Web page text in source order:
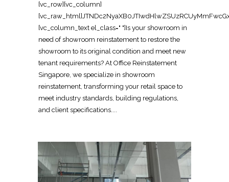
[vc_row][vc_column][vc_raw_html]JTNDc2NyaXB0JTIwdHlwZSUzRCUyMmFwcGxpY2F0aW9uJTJGbGQlMkJqc29uJTIyJTNFJTBBJTdCJTBBJTIwJTIwJTIyJTQwY29udGV4dCUyMiUzQSUyMCUyMmh0dHBzJTNBJTJGJTJGc2NoZW1hLm9yZyUyMiUyQyUwQSUyMCUyMCUyMiU0MGdyYXBoJTIyJTNBJTIwJTVCJTBBJTIwJTIwJTIwJTIwJTdCJTBBJTIwJTIwJTIwJTIwJTIwJTIwJTIyJTQwdHlwZSUyMiUzQSUyMCUyMk9yZ2FuaXphdGlvbiUyMiUyQyUwQSUyMCUyMCUyMCUyMCUyMCUyMCUyMm5hbWUlMjIlM0ElMjAlMjJPZmZpY2UlMjBSZWluc3RhdGVtZW50JTIwU2luZ2Fwb3JlJTIyJTJDJTBBJTIwJTIwJTIwJTIwJTIwJTIwJTIydXJsJTIyJTNBJTIwJTIyaHR0cHMlM0ElMkYlMkZ3d3cub2ZmaWNlcmVpbnN0YXRlbWVudHNpbmdhcG9yZS5jb20lMkYlMjIlMkMlMEElMjAlMjAlMjAlMjAlMjAlMjAlMjJsb2dvJTIyJTNBJTIwJTIyaHR0cHMlM0ElMkYlMkZ3d3cub2ZmaWNlcmVpbnN0YXRlbWVudHNpbmdhcG9yZS5jb20lMkZsb2dvLnBuZyUyMiUyQyUwQSUyMCUyMCUyMCUyMCUyMCUyMCUyMnNhbWVBcyUyMiUzQSUyMCU1QiUwQSUyMCUyMCUyMCUyMCUyMCUyMCUyMCUyMCUyMmh0dHBzJTNBJTJGJTJGd3d3LmZhY2Vib29rLmNvbSUyRk9mZmljZVJlaW5zdGF0ZW1lbnRTaW5nYXBvcmUlMjIlMkMlMEElMjAlMjAlMjAlMjAlMjAlMjAlMjAlMjAlMjJodHRwcyUzQSUyRiUyRnd3dy5saW5rZWRpbi5jb20lMkZjb21wYW55JTJGb2ZmaWNlLXJlaW5zdGF0ZW1lbnQtc2luZ2Fwb3JlJTIyJTBBJTIwJTIwJTIwJTIwJTIwJTIwJTVEJTJDJTBBJTIwJTIwJTIwJTIwJTIwJTIwJTIyY29udGFjdFBvaW50JTIyJTNBJTIwJTVCJTBBJTIwJTIwJTIwJTIwJTIwJTIwJTIwJTIwJTdCJTBBJTIwJTIwJTIwJTIwJTIwJTIwJTIwJTIwJTIwJTIwJTIyJTQwdHlwZSUyMiUzQSUyMCUyMkNvbnRhY3RQb2ludCUyMiUyQyUwQSUyMCUyMCUyMCUyMCUyMCUyMCUyMCUyMCUyMCUyMCUyMnRlbGVwaG9uZSUyMiUzQSUyMCUyMiUyQjY1JTIwNjM2OSUyMDgxMjMlMjIlMkMlMEElMjAlMjAlMjAlMjAlMjAlMjAlMjAlMjAlMjAlMjAlMjJjb250YWN0VHlwZSUyMiUzQSUyMCUyMmN1c3RvbWVyJTIwc2VydmljZSUyMiUyQyUwQSUyMCUyMCUyMCUyMCUyMCUyMCUyMCUyMCUyMCUyMCUyMmFyZWFTZXJ2ZWQlMjIlM0ElMjAlMjJTRyUyMiUyQyUwQSUyMCUyMCUyMCUyMCUyMCUyMCUyMCUyMCUyMCUyMCUyMmF2YWlsYWJsZUxhbmd1YWdlJTIyJTNBJTIwJTIyZW4lMjIlMEElMjAlMjAlMjAlMjAlMjAlMjAlMjAlMjAlN0QlMEElMjAlMjAlMjAlMjAlMjAlMjAlNUQlMEElMjAlMjAlMjAlMjAlN0QlMkMlMEElMjAlMjAlMjAlMjAlN0IlMEElMjAlMjAlMjAlMjAlMjAlMjAlMjIlNDB0eXBlJTIyJTNBJTIwJTIyV2ViU2l0ZSUyMiUyQyUwQSUyMCUyMCUyMCUyMCUyMCUyMCUyMnVybCUyMiUzQSUyMCUyMmh0dHBzJTNBJTJGJTJGd3d3Lm9mZmljZXJlaW5zdGF0ZW1lbnRzaW5nYXBvcmUuY29tJTJGJTIyJTJDJTBBJTIwJTIwJTIwJTIwJTIwJTIwJTIycG90ZW50aWFsQWN0aW9uJTIyJTNBJTIwJTdCJTBBJTIwJTIwJTIwJTIwJTIwJTIwJTIwJTIwJTIyJTQwdHlwZSUyMiUzQSUyMCUyMlNlYXJjaEFjdGlvbiUyMiUyQyUwQSUyMCUyMCUyMCUyMCUyMCUyMCUyMCUyMCUyMnRhcmdldCUyMiUzQSUyMCUyMmh0dHBzJTNBJTJGJTJGd3d3Lm9mZmljZXJlaW5zdGF0ZW1lbnRzaW5nYXBvcmUuY29tJTJGJTNGcyUzRCU3QnNlYXJjaF90ZXJtX3N0cmluZyU3RCUyMiUyQyUwQSUyMCUyMCUyMCUyMCUyMCUyMCUyMCUyMCUyMnF1ZXJ5LWlucHV0JTIyJTNBJTIwJTIycmVxdWlyZWQlMjBuYW1lJTNEc2VhcmNoX3Rlcm1fc3RyaW5nJTIyJTBBJTIwJTIwJTIwJTIwJTIwJTIwJTdEJTBBJTIwJTIwJTIwJTIwJTdEJTJDJTBBJTIwJTIwJTIwJTIwJTdCJTBBJTIwJTIwJTIwJTIwJTIwJTIwJTIyJTQwdHlwZSUyMiUzQSUyMCUyMkxvY2FsQnVzaW5lc3MlMjIlMkMlMEElMjAlMjAlMjAlMjAlMjAlMjAlMjJuYW1lJTIyJTNBJTIwJTIyT2ZmaWNlJTIwUmVpbnN0YXRlbWVudCUyMFNpbmdhcG9yZSUyMENvbnRyYWN0b3IlMjIlMkMlMEElMjAlMjAlMjAlMjAlMjAlMjAlMjJhZGRyZXNzJTIyJTNBJTIwJTdCJTBBJTIwJTIwJTIwJTIwJTIwJTIwJTIwJTIwJTIyJTQwdHlwZSUyMiUzQSUyMCUyMlBvc3RhbEFkZHJlc3MlMjIlMkMlMEElMjAlMjAlMjAlMjAlMjAlMjAlMjAlMjAlMjJzdHJlZXRBZGRyZXNzJTIyJTNBJTIwJTIyOCUyMEFkbWlyYWx0eSUyMFN0cmVldCUyMCUyMzA3JUUyJTgwJTkxMDElMjBBZG1pcmF4JTIyJTJDJTBBJTIwJTIwJTIwJTIwJTIwJTIwJTIwJTIwJTIyYWRkcmVzc0xvY2FsaXR5JTIyJTNBJTIwJTIyU2luZ2Fwb3JlJTIyJTJDJTBBJTIwJTIwJTIwJTIwJTIwJTIwJTIwJTIwJTIycG9zdGFsQ29kZSUyMiUzQSUyMCUyMjc1NzQzOCUyMiUyQyUwQSUyMCUyMCUyMCUyMCUyMCUyMCUyMCUyMCUyMmFkZHJlc3NDb3VudHJ5JTIyJTNBJTIwJTIyU0clMjIlMEElMjAlMjAlMjAlMjAlMjAlMjAlN0QlMkMlMEElMjAlMjAlMjAlMjAlMjAlMjAlMjJ0ZWxlcGhvbmUlMjIlM0ElMjAlMjIlMkI2NSUyMDYzNjklMjA4MTIzJTIyJTJDJTBBJTIwJTIwJTIwJTIwJTIwJTIwJTIydXJsJTIyJTNBJTIwJTIyaHR0cHMlM0ElMkYlMkZ3d3cub2ZmaWNlcmVpbnN0YXRlbWVudHNpbmdhcG9yZS5jb20lMkZzaG93cm9vbS1yZWluc3RhdGVtZW50LXNpbmdhcG9yZS1jb250cmFjdG9yJTJGJTIyJTJDJTBBJTIwJTIwJTIwJTIwJTIwJTIwJTIyZGVzY3JpcHRpb24lMjIlM0ElMjAlMjJQcm9mZXNzaW9uYWwlMjBjb250cmFjdG9yJTIwZm9yJTIwc2hvd3Jvb20lMjByZWluc3RhdGVtZW50JTIwaW4lMjBTaW5nYXBvcmUlMkMlMjByZXN0b3JpbmclMjBkaXNwbGF5JTIwc3BhY2VzJTJDJTIwcmV0YWlsJTIwc2hvd3Jvb21zJTIwb3IlMjBleGhpYml0aW9uJTIwYXJlYXMlMjB0byUyMG9yaWdpbmFsJTIwY29uZGl0aW9ucyUyMGZvciUyMGxlYXNlJTIwaGFuZG92ZXIuJTIyJTJDJTBBJTIwJTIwJTIwJTIwJTIwJTIwJTIyb3BlbmluZ0hvdXJzU3BlY2lmaWNhdGlvbiUyMiUzQSUyMCU1QiUwQSUyMCUyMCUyMCUyMCUyMCUyMCUyMCUyMCU3QiUwQSUyMCUyMCUyMCUyMCUyMCUyMCUyMCUyMCUyMCUyMCUyMiU0MHR5cGUlMjIlM0ElMjAlMjJPcGVuaW5nSG91cnNTcGVjaWZpY2F0aW9uJTIyJTJDJTBBJTIwJTIwJTIwJTIwJTIwJTIwJTIwJTIwJTIwJTIwJTIyZGF5T2ZXZWVrJTIyJTNBJTIwJTVCJTIyTW9uZGF5JTIyJTJDJTIyVHVlc2RheSUyMiUyQyUyMldlZG5lc2RheSUyMiUyQyUyMlRodXJzZGF5JTIyJTJDJTIyRnJpZGF5JTIyJTVEJTJDJTBBJTIwJTIwJTIwJTIwJTIwJTIwJTIwJTIwJTIwJTIwJTIyb3BlbnMlMjIlM0ElMjAlMjIwOSUzQTAwJTIyJTJDJTBBJTIwJTIwJTIwJTIwJTIwJTIwJTIwJTIwJTIwJTIwJTIyY2xvc2VzJTIyJTNBJTIwJTIyMTglM0EwMCUyMiUwQSUyMCUyMCUyMCUyMCUyMCUyMCUyMCUyMCU3RCUyQyUwQSUyMCUyMCUyMCUyMCUyMCUyMCUyMCUyMCU3QiUwQSUyMCUyMCUyMCUyMCUyMCUyMCUyMCUyMCUyMCUyMCUyMiU0MHR5cGUlMjIlM0ElMjAlMjJPcGVuaW5nSG91cnNTcGVjaWZpY2F0aW9uJTIyJTJDJTBBJTIwJTIwJTIwJTIwJTIwJTIwJTIwJTIwJTIwJTIwJTIyZGF5T2ZXZWVrJTIyJTNBJTIwJTIyU2F0dXJkYXklMjIlMkMlMEElMjAlMjAlMjAlMjAlMjAlMjAlMjAlMjAlMjAlMjAlMjJvcGVucyUyMiUzQSUyMCUyMjA5JTNBMDAlMjIlMkMlMEElMjAlMjAlMjAlMjAlMjAlMjAlMjAlMjAlMjAlMjAlMjJjbG9zZXMlMjIlM0ElMjAlMjIxMiUzQTAwJTIyJTBBJTIwJTIwJTIwJTIwJTIwJTIwJTIwJTIwJTdEJTBBJTIwJTIwJTIwJTIwJTIwJTIwJTVEJTJDJTBBJTIwJTIwJTIwJTIwJTIwJTIwJTIyaW1hZ2UlMjIlM0ElMjAlNUIlMEElMjAlMjAlMjAlMjAlMjAlMjAlMjAlMjAlMjJodHRwcyUzQSUyRiUyRnd3dy5vZmZpY2VyZWluc3RhdGVtZW50c2luZ2Fwb3JlLmNvbSUyRmltYWdlcyUyRnNob3dyb29tLXJlaW5zdGF0ZW1lbnQtMS5qcGclMjIlMkMlMEElMjAlMjAlMjAlMjAlMjAlMjAlMjAlMjAlMjJodHRwcyUzQSUyRiUyRnd3dy5vZmZpY2VyZWluc3RhdGVtZW50c2luZ2Fwb3JlLmNvbSUyRmltYWdlcyUyRnNob3dyb29tLXJlaW5zdGF0ZW1lbnQtMi5qcGclMjIlMEElMjAlMjAlMjAlMjAlMjAlMjAlNUQlMkMlMEElMjAlMjAlMjAlMjAlMjAlMjAlMjJhZ2dyZWdhdGVSYXRpbmclMjIlM0ElMjAlN0IlMEElMjAlMjAlMjAlMjAlMjAlMjAlMjAlMjAlMjIlNDB0eXBlJTIyJTNBJTIwJTIyQWdncmVnYXRlUmF0aW5nJTIyJTJDJTBBJTIwJTIwJTIwJTIwJTIwJTIwJTIwJTIwJTIycmF0aW5nVmFsdWUlMjIlM0ElMjAlMjI0LjklMjIlMkMlMEElMjAlMjAlMjAlMjAlMjAlMjAlMjAlMjAlMjJyZXZpZXdDb3VudCUyMiUzQSUyMCUyMjQ1JTIyJTBBJTIwJTIwJTIwJTIwJTIwJTIwJTdEJTJDJTBBJTIwJTIwJTIwJTIwJTIwJTIwJTIycHJpY2VSYW5nZSUyMiUzQSUyMCUyMkNvbnRhY3QlMjBmb3IlMjBxdW90ZSUyMiUwQSUyMCUyMCUyMCUyMCU3RCUyQyUwQSUyMCUyMCUyMCUyMCU3QiUwQSUyMCUyMCUyMCUyMCUyMCUyMCUyMiU0MHR5cGUlMjIlM0ElMjAlMjJTZXJ2aWNlJTIyJTJDJTBBJTIwJTIwJTIwJTIwJTIwJTIwJTIyc2VydmljZVR5cGUlMjIlM0ElMjAlMjJTaG93cm9vbSUyMFJlaW5zdGF0ZW1lbnQlMjIlMkMlMEElMjAlMjAlMjAlMjAlMjAlMjAlMjJwcm92aWRlciUyMiUzQSUyMCU3QiUwQSUyMCUyMCUyMCUyMCUyMCUyMCUyMCUyMCUyMiU0MHR5cGUlMjIlM0ElMjAlMjJMb2NhbEJ1c2luZXNzJTIyJTJDJTBBJTIwJTIwJTIwJTIwJTIwJTIwJTIwJTIwJTIybmFtZSUyMiUzQSUyMCUyMk9mZmljZSUyMFJlaW5zdGF0ZW1lbnQlMjBTaW5nYXBvcmUlMjBDb250cmFjdG9yJTIyJTJDJTBBJTIwJTIwJTIwJTIwJTIwJTIwJTIwJTIwJTIydXJsJTIyJTNBJTIwJTIyaHR0cHMlM0ElMkYlMkZ3d3cub2ZmaWNlcmVpbnN0YXRlbWVudHNpbmdhcG9yZS5jb20lMkZzaG93cm9vbS1yZWluc3RhdGVtZW50LXNpbmdhcG9yZS1jb250cmFjdG9yJTJGJTIyJTBBJTIwJTIwJTIwJTIwJTIwJTIwJTdEJTJDJTBBJTIwJTIwJTIwJTIwJTIwJTIwJTIyYXJlYVNlcnZlZCUyMiUzQSUyMCU3QiUwQSUyMCUyMCUyMCUyMCUyMCUyMCUyMCUyMCUyMiU0MHR5cGUlMjIlM0ElMjAlMjJDb3VudHJ5JTIyJTJDJTBBJTIwJTIwJTIwJTIwJTIwJTIwJTIwJTIwJTIybmFtZSUyMiUzQSUyMCUyMlNpbmdhcG9yZSUyMiUwQSUyMCUyMCUyMCUyMCUyMCUyMCU3RCUyQyUwQSUyMCUyMCUyMCUyMCUyMCUyMCUyMmtleXdvcmRzJTIyJTNBJTIwJTVCJTBBJTIwJTIwJTIwJTIwJTIwJTIwJTIwJTIwJTIyc2hvd3Jvb20lMjByZWluc3RhdGVtZW50JTIyJTJDJTBBJTIwJTIwJTIwJTIwJTIwJTIwJTIwJTIwJTIycmV0YWlsJTIwc2hvd3Jvb20lMjByZWluc3RhdGVtZW50JTIwU2luZ2Fwb3JlJTIyJTJDJTBBJTIwJTIwJTIwJTIwJTIwJTIwJTIwJTIwJTIyZGlzcGxheSUyMHVuaXQlMjByZWluc3RhdGVtZW50JTIyJTJDJTBBJTIwJTIwJTIwJTIwJTIwJTIwJTIwJTIwJTIybGVhc2UlMjBoYW5kb3ZlciUyMHNob3dyb29tJTIwU2luZ2Fwb3JlJTIyJTJDJTBBJTIwJTIwJTIwJTIwJTIwJTIwJTIwJTIwJTIybWFrZS1nb29kJTIwc2hvd3Jvb20lMjBTaW5nYXBvcmUlMjIlMEElMjAlMjAlMjAlMjAlMjAlMjAlNUQlMkMlMEElMjAlMjAlMjAlMjAlMjAlMjAlMjJkZXNjcmlwdGlvbiUyMiUzQSUyMCUyMkV4cGVydCUyMHNob3dyb29tJTIwcmVpbnN0YXRlbWVudCUyMHNlcnZpY2VzJTIwaW4lMjBTaW5nYXBvcmUuJTIwV2UlMjByZXN0b3JlJTIwcmV0YWlsJTIwc2hvd3Jvb21zJTJDJTIwZXhoaWJpdGlvbiUyMGFyZWFzJTIwb3IlMjBkaXNwbGF5JTIwc3BhY2VzJTIwdG8lMjB0aGVpciUyMG9yaWdpbmFsJTIwc3RhdGUlMjAlRTIlODAlOTQlMjBoYW5kbGluZyUyMHBhcnRpdGlvbnMlMkMlMjBmbG9vcmluZyUyQyUyMGxpZ2h0aW5nJTJDJTIwZWxlY3RyaWNhbCUyQyUyMGFuZCUyMGZpbmFsJTIwaGFuZG92ZXIlMjBjb21wbGlhbmNlLiUyMiUwQSUyMCUyMCUyMCUyMCU3RCUyQyUwQSUyMCUyMCUyMCUyMCU3QiUwQSUyMCUyMCUyMCUyMCUyMCUyMCUyMiU0MHR5cGUlMjIlM0ElMjAlMjJQcm9kdWN0JTIyJTJDJTBBJTIwJTIwJTIwJTIwJTIwJTIwJTIybmFtZSUyMiUzQSUyMCUyMlNob3dyb29tJTIwUmVpbnN0YXRlbWVudCUyMFNlcnZpY2UlMjBQYWNrYWdlJTIyJTJDJTBBJTIwJTIwJTIwJTIwJTIwJTIwJTIyZGVzY3JpcHRpb24lMjIlM0ElMjAlMjJDb21wcmVoZW5zaXZlJTIwcmVpbnN0YXRlbWVudCUyMHBhY2thZ2UlMjBmb3IlMjBzaG93cm9vbXMlMjBpbiUyMFNpbmdhcG9yZSUyMCVFMiU4MCU5NCUyMHJlbW92aW5nJTIwZGlzcGxheSUyMGZpdHRpbmdzJTJDJTIwcmVzdG9yaW5nJTIwZmxvb3JpbmclMkMlMjBsaWdodGluZyUyQyUyMGFuZCUyME0lMjZFJTIwdG8lMjBoYW5kb3Zlci1yZWFkeSUyMGNvbmRpdGlvbi4lMjIlMkMlMEElMjAlMjAlMjAlMjAlMjAlMjAlMjJicmFuZCUyMiUzQSUyMCU3QiUwQSUyMCUyMCUyMCUyMCUyMCUyMCUyMCUyMCUyMiU0MHR5cGUlMjIlM0ElMjAlMjJPcmdhbml6YXRpb24lMjIlMkMlMEElMjAlMjAlMjAlMjAlMjAlMjAlMjAlMjAlMjJuYW1lJTIyJTNBJTIwJTIyT2ZmaWNlJTIwUmVpbnN0YXRlbWVudCUyMFNpbmdhcG9yZSUyMiUwQSUyMCUyMCUyMCUyMCUyMCUyMCU3RCUyQyUwQSUyMCUyMCUyMCUyMCUyMCUyMCUyMm9mZmVycyUyMiUzQSUyMCU3QiUwQSUyMCUyMCUyMCUyMCUyMCUyMCUyMCUyMCUyMiU0MHR5cGUlMjIlM0ElMjAlMjJPZmZlciUyMiUyQyUwQSUyMCUyMCUyMCUyMCUyMCUyMCUyMCUyMCUyMnVybCUyMiUzQSUyMCUyMmh0dHBzJTNBJTJGJTJGd3d3Lm9mZmljZXJlaW5zdGF0ZW1lbnRzaW5nYXBvcmUuY29tJTJGc2hvd3Jvb20tcmVpbnN0YXRlbWVudC1zaW5nYXBvcmUtY29udHJhY3RvciUyRiUyMiUyQyUwQSUyMCUyMCUyMCUyMCUyMCUyMCUyMCUyMCUyMnByaWNlQ3VycmVuY3klMjIlM0ElMjAlMjJTR0QlMjIlMkMlMEElMjAlMjAlMjAlMjAlMjAlMjAlMjAlMjAlMjJhdmFpbGFiaWxpdHklMjIlM0ElMjAlMjJodHRwcyUzQSUyRiUyRnNjaGVtYS5vcmclMkZJblN0b2NrJTIyJTJDJTBBJTIwJTIwJTIwJTIwJTIwJTIwJTIwJTIwJTIycHJpY2UlMjIlM0ElMjAlMjJDb250YWN0JTIwZm9yJTIwcXVvdGUlMjIlMEElMjAlMjAlMjAlMjAlMjAlMjAlN0QlMkMlMEElMjAlMjAlMjAlMjAlMjAlMjAlMjJhZ2dyZWdhdGVSYXRpbmclMjIlM0ElMjAlN0IlMEElMjAlMjAlMjAlMjAlMjAlMjAlMjAlMjAlMjIlNDB0eXBlJTIyJTNBJTIwJTIyQWdncmVnYXRlUmF0aW5nJTIyJTJDJTBBJTIwJTIwJTIwJTIwJTIwJTIwJTIwJTIwJTIycmF0aW5nVmFsdWUlMjIlM0ElMjAlMjI0LjklMjIlMkMlMEElMjAlMjAlMjAlMjAlMjAlMjAlMjAlMjAlMjJyZXZpZXdDb3VudCUyMiUzQSUyMCUyMjQ1JTIyJTBBJTIwJTIwJTIwJTIwJTIwJTIwJTdEJTBBJTIwJTIwJTIwJTIwJTdEJTJDJTBBJTIw